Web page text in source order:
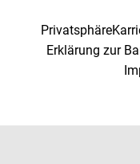
Privatsphäre
Erklärung zur